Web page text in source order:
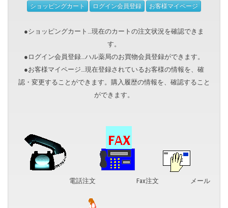
ショッピングカート ログイン会員登録 お客様マイページ
●ショッピングカート…現在のカートの注文状況を確認できま
す。
●ログイン会員登録…ハル薬局のお買物会員登録ができます。
●お客様マイページ…現在登録されているお客様の情報を、確
認・変更することができます。購入履歴の情報を、確認すること
ができます。
電話注文 Fax注文 メール